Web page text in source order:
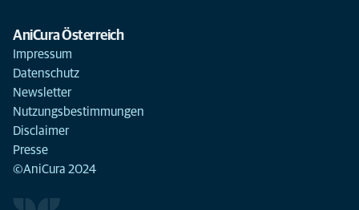
AniCura Österreich
Impressum
Datenschutz
Newsletter
Nutzungsbestimmungen
Disclaimer
Presse
©AniCura 2024